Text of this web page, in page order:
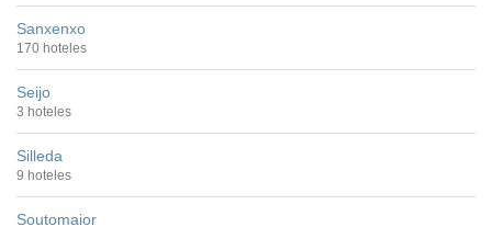
Sanxenxo
170 hoteles
Seijo
3 hoteles
Silleda
9 hoteles
Soutomaior